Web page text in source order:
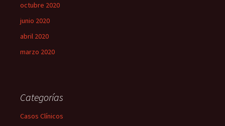
octubre 2020
junio 2020
abril 2020
marzo 2020
Categorías
Casos Clínicos